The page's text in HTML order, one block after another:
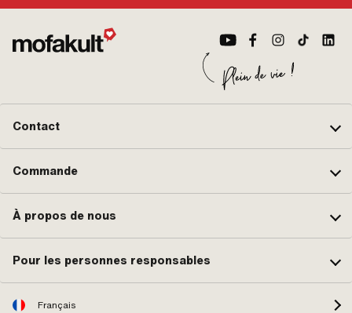
Contact
Commande
À propos de nous
Pour les personnes responsables
Français